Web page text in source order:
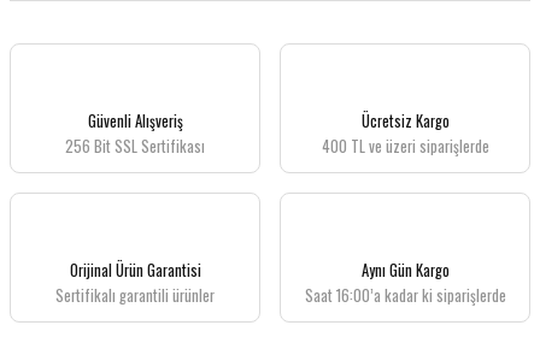
Güvenli Alışveriş
256 Bit SSL Sertifikası
Ücretsiz Kargo
400 TL ve üzeri siparişlerde
Orijinal Ürün Garantisi
Sertifikalı garantili ürünler
Aynı Gün Kargo
Saat 16:00’a kadar ki siparişlerde